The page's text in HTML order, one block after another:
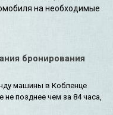
на необходимые
бронирования
машины в Кобленце
позднее чем за 84 часа,